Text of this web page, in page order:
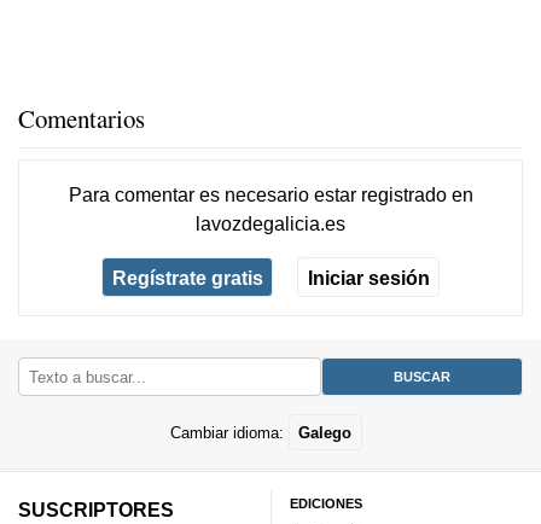
Comentarios
Para comentar es necesario estar registradoen
lavozdegalicia.es
Regístrate gratis Iniciar sesión
Cambiar idioma: Galego
SUSCRIPTORES
EDICIONES